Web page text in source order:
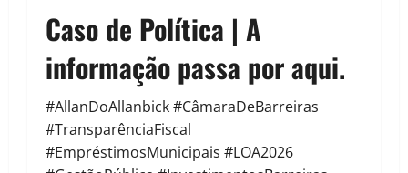
Caso de Política | A
informação passa por aqui.
#AllanDoAllanbick #CâmaraDeBarreiras
#TransparênciaFiscal
#EmpréstimosMunicipais #LOA2026